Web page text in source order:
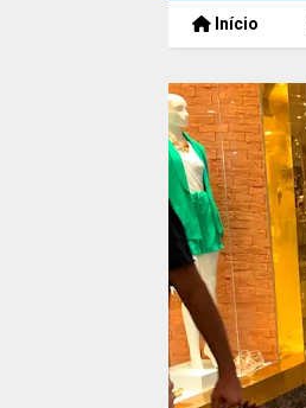
Início